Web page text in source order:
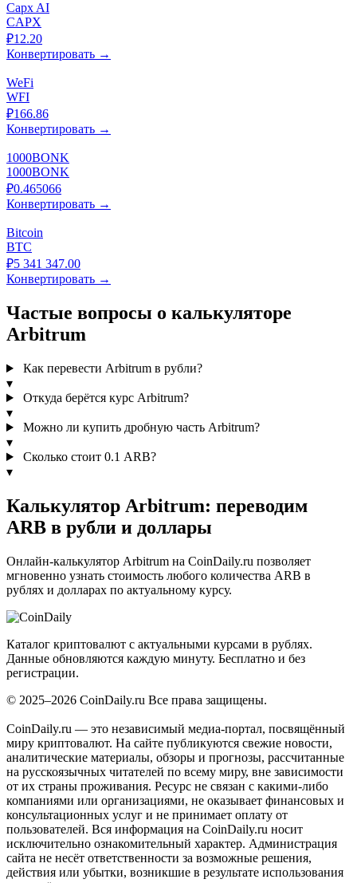
Capx AI
CAPX
₽12.20
Конвертировать →
WeFi
WFI
₽166.86
Конвертировать →
1000BONK
1000BONK
₽0.465066
Конвертировать →
Bitcoin
BTC
₽5 341 347.00
Конвертировать →
Частые вопросы о калькуляторе
Arbitrum
Как перевести Arbitrum в рубли?
▾
Откуда берётся курс Arbitrum?
▾
Можно ли купить дробную часть Arbitrum?
▾
Сколько стоит 0.1 ARB?
▾
Калькулятор Arbitrum: переводим
ARB в рубли и доллары
Онлайн-калькулятор Arbitrum на CoinDaily.ru позволяет
мгновенно узнать стоимость любого количества ARB в
рублях и долларах по актуальному курсу.
Каталог криптовалют с актуальными курсами в рублях.
Данные обновляются каждую минуту. Бесплатно и без
регистрации.
© 2025–2026 CoinDaily.ru Все права защищены.
CoinDaily.ru — это независимый медиа-портал, посвящённый
миру криптовалют. На сайте публикуются свежие новости,
аналитические материалы, обзоры и прогнозы, рассчитанные
на русскоязычных читателей по всему миру, вне зависимости
от их страны проживания. Ресурс не связан с какими-либо
компаниями или организациями, не оказывает финансовых и
консультационных услуг и не принимает оплату от
пользователей. Вся информация на CoinDaily.ru носит
исключительно ознакомительный характер. Администрация
сайта не несёт ответственности за возможные решения,
действия или убытки, возникшие в результате использования